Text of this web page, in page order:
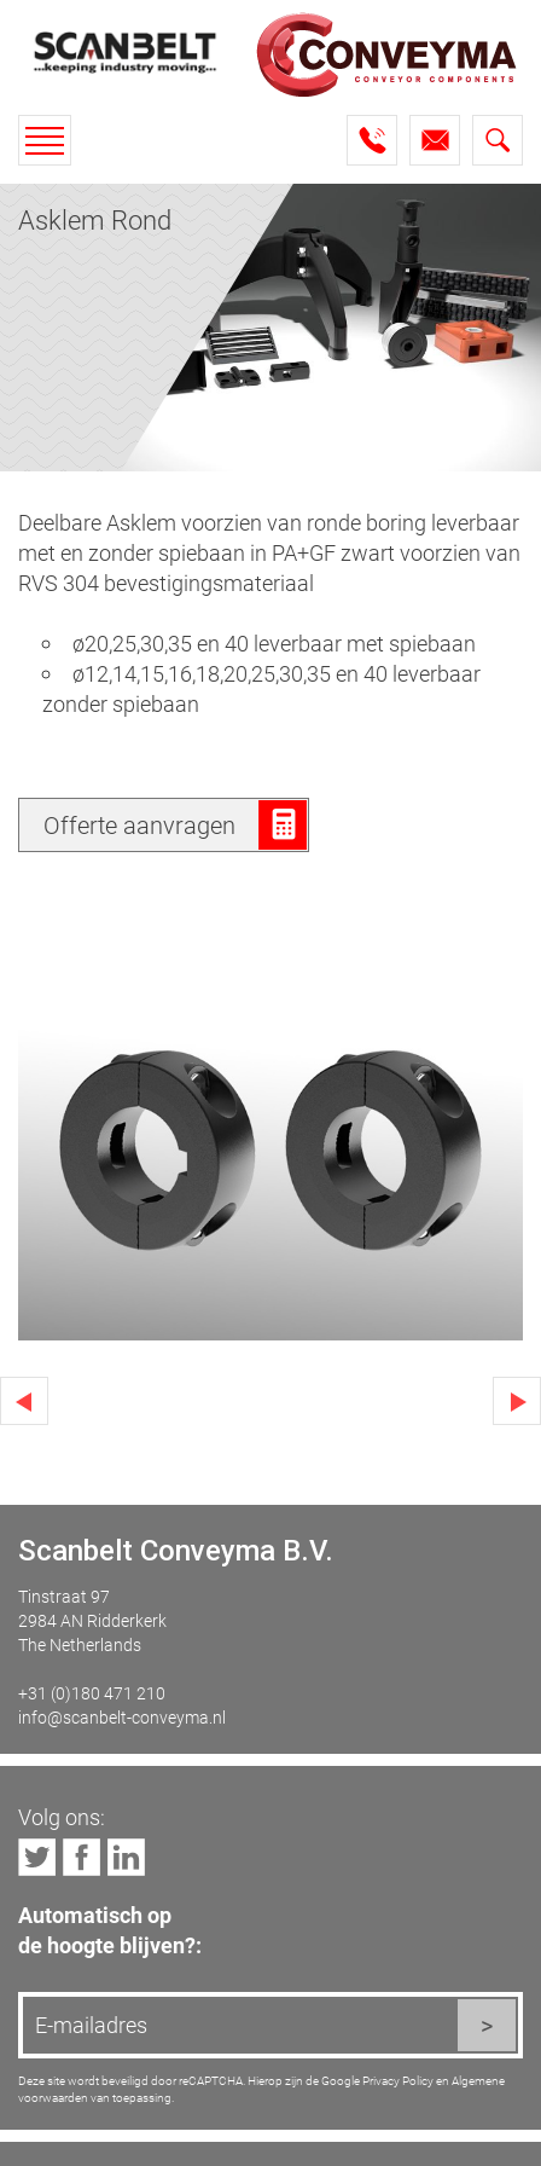
Toggle
navigation
Asklem Rond
Deelbare Asklem voorzien van ronde boring leverbaar
met en zonder spiebaan in PA+GF zwart voorzien van
RVS 304 bevestigingsmateriaal
ø20,25,30,35 en 40 leverbaar met spiebaan
ø12,14,15,16,18,20,25,30,35 en 40 leverbaar
zonder spiebaan
Offerte aanvragen
Scanbelt Conveyma B.V.
Tinstraat 97
2984 AN Ridderkerk
The Netherlands
+31 (0)180 471 210
info@scanbelt-conveyma.nl
Volg ons:
Automatisch op
de hoogte blijven?:
Deze site wordt beveiligd door reCAPTCHA. Hierop zijn de Google Privacy Policyen Algemene
voorwaarden van toepassing.